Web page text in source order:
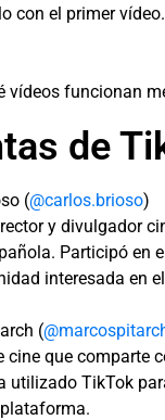
con el primer
vídeos funcionan
de
(@carlos.brioso)
y divulgador
Participó en
interesada en
(
cine que comparte
utilizado TikTok